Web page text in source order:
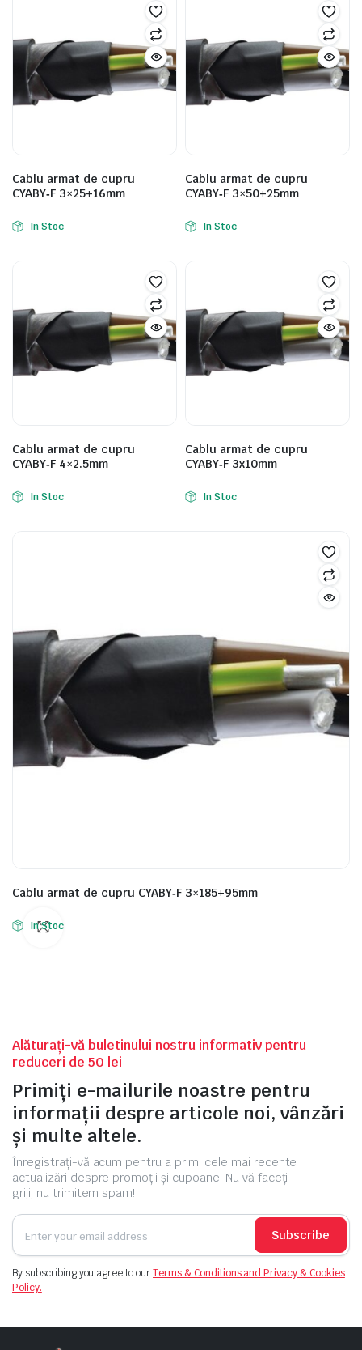
Cablu armat de cupru
CYABY‑F 3×25+16mm
In Stoc
Cablu armat de cupru
CYABY‑F 3×50+25mm
In Stoc
Cablu armat de cupru
CYABY‑F 4×2.5mm
In Stoc
Cablu armat de cupru
CYABY‑F 3x10mm
In Stoc
Cablu armat de cupru CYABY‑F 3×185+95mm
In Stoc
Alăturați-vă buletinului nostru informativ pentru
reduceri de 50 lei
Primiți e-mailurile noastre pentru
informații despre articole noi, vânzări
și multe altele.
Înregistrați-vă acum pentru a primi cele mai recente
actualizări despre promoții și cupoane. Nu vă faceți
griji, nu trimitem spam!
Subscribe
By subscribing you agree to ourTerms & Conditions and Privacy & Cookies
Policy.